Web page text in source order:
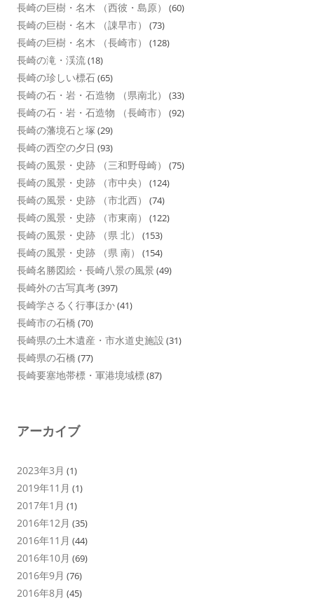
長崎の巨樹・名木 （西彼・島原） (60)
長崎の巨樹・名木 （諌早市） (73)
長崎の巨樹・名木 （長崎市） (128)
長崎の滝・渓流(18)
長崎の珍しい標石(65)
長崎の石・岩・石造物 （県南北） (33)
長崎の石・岩・石造物 （長崎市） (92)
長崎の藩境石と塚 (29)
長崎の西空の夕日 (93)
長崎の風景・史跡 （三和野母崎） (75)
長崎の風景・史跡 （市中央） (124)
長崎の風景・史跡 （市北西） (74)
長崎の風景・史跡 （市東南） (122)
長崎の風景・史跡 （県 北） (153)
長崎の風景・史跡 （県 南） (154)
長崎名勝図絵・長崎八景の風景 (49)
長崎外の古写真考(397)
長崎学さるく行事ほか(41)
長崎市の石橋 (70)
長崎県の土木遺産・市水道史施設 (31)
長崎県の石橋 (77)
長崎要塞地帯標・軍港境域標(87)
アーカイブ
2023年3月 (1)
2019年11月 (1)
2017年1月 (1)
2016年12月 (35)
2016年11月 (44)
2016年10月 (69)
2016年9月 (76)
2016年8月 (45)